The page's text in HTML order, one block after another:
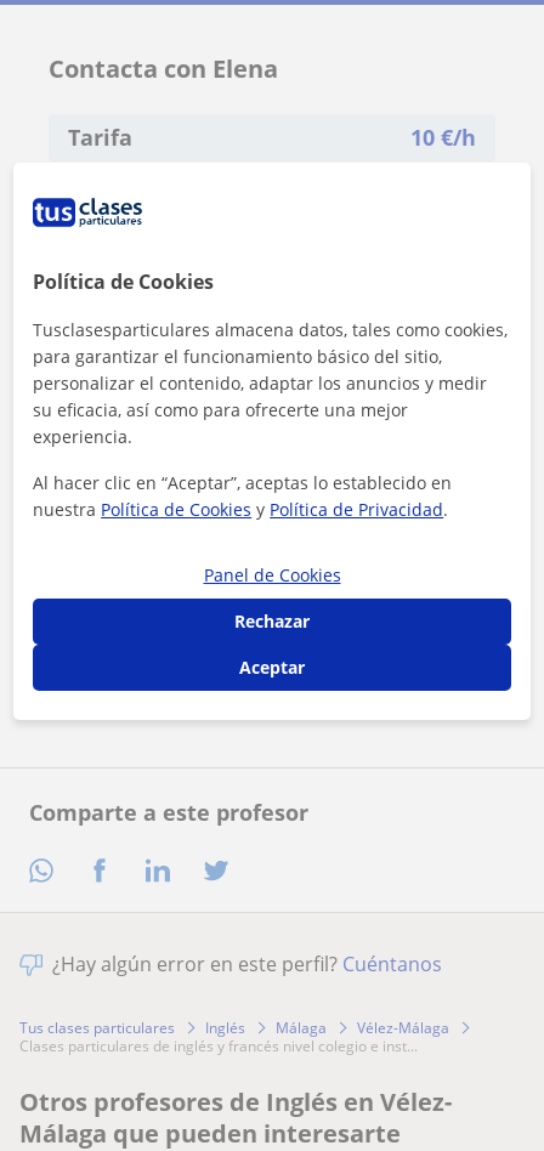
Comparte a este profesor
Contacta con Elena
Tarifa 10 €/h
1ª clase gratis
Al hacer clic, aceptas nuestroaviso legal
Contactar ahora
¿Hay algún error en este perfil? Cuéntanos
Tus clases particulares Inglés Málaga
Vélez-Málaga
clases particulares de inglés y francés nivel colegio e inst...
Otros profesores de Inglés en Vélez-
Málaga que pueden interesarte
Política de Cookies
Tusclasesparticulares almacena datos, tales como cookies,
para garantizar el funcionamiento básico del sitio,
personalizar el contenido, adaptar los anuncios y medir
su eficacia, así como para ofrecerte una mejor
experiencia.
Al hacer clic en “Aceptar”, aceptas lo establecido en
nuestra Política de Cookies y Política de Privacidad.
Panel de Cookies
Rechazar
Aceptar